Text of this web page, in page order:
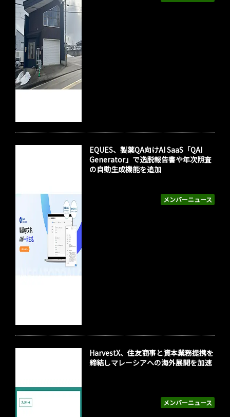
メンバーニュース
EQUES、製薬QA向けAI SaaS「QAI
Generator」で逸脱報告書や年次照査
の自動生成機能を追加
メンバーニュース
HarvestX、住友商事と資本業務提携を
締結しマレーシアへの海外展開を加速